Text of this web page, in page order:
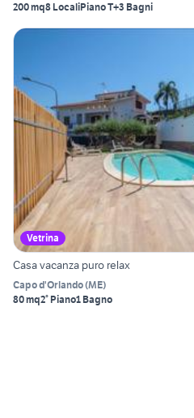
200 mq8 LocaliPiano T+3 Bagni
Vetrina
Casa vacanza puro relax
Capo d'Orlando(ME)
80 mq2° Piano1 Bagno